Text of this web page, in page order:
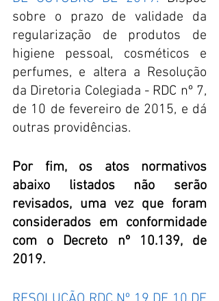
sobre o prazo de validade da
regularização de produtos de
higiene pessoal, cosméticos e
perfumes, e altera a Resolução
da Diretoria Colegiada - RDC nº 7,
de 10 de fevereiro de 2015, e dá
outras providências.
Por fim, os atos normativos
abaixo listados não serão
revisados, uma vez que foram
considerados em conformidade
com o Decreto nº 10.139, de
2019.